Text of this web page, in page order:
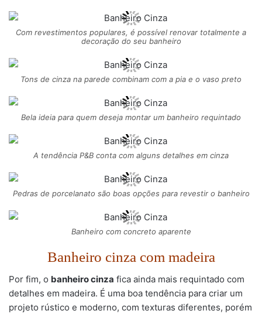
Com revestimentos populares, é possível renovar totalmente a
decoração do seu banheiro
Tons de cinza na parede combinam com a pia e o vaso preto
Bela ideia para quem deseja montar um banheiro requintado
A tendência P&B conta com alguns detalhes em cinza
Pedras de porcelanato são boas opções para revestir o banheiro
Banheiro com concreto aparente
Banheiro cinza com madeira
Por fim, o banheiro cinza fica ainda mais requintado com
detalhes em madeira. É uma boa tendência para criar um
projeto rústico e moderno, com texturas diferentes, porém